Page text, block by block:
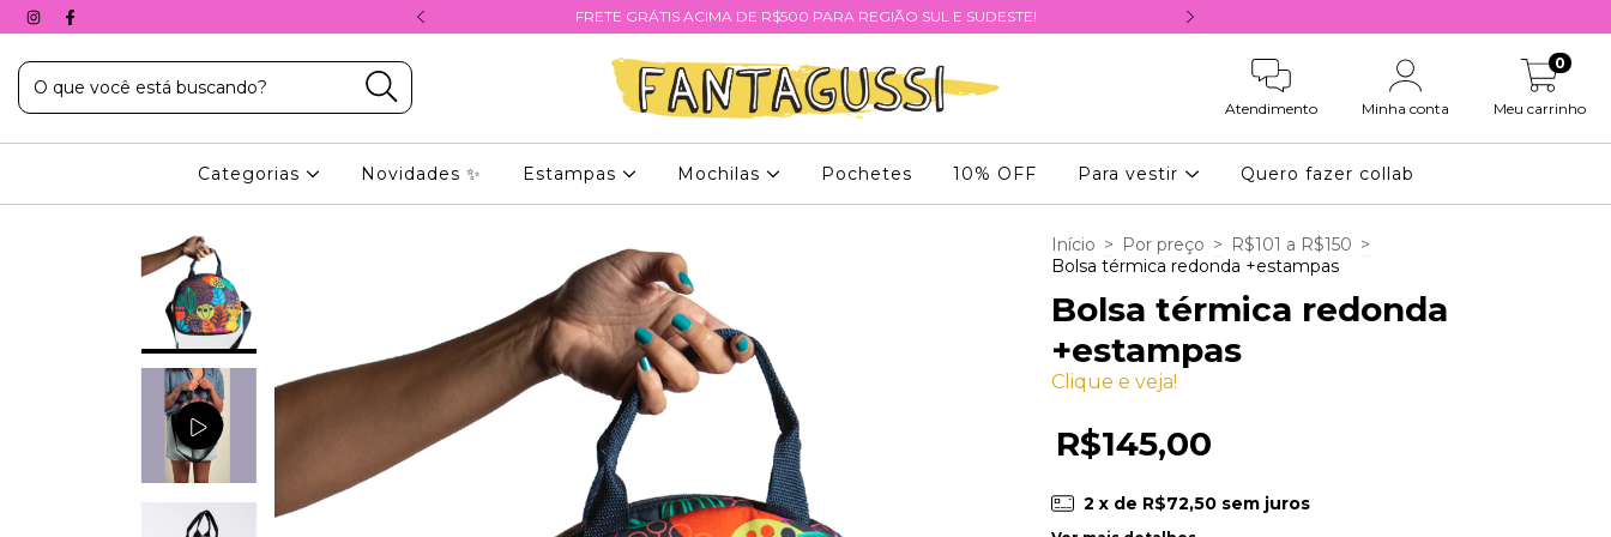
COM O CUPOM: 10%PRIMEIRACOMPRA FRETE GRÁTIS ACIMA DE R$500 PARA REGIÃO SUL E SUDESTE!
Atendimento Minha conta Meu carrinho
0
Categorias Novidades ✨ Estampas Mochilas Pochetes 10% OFF Para vestir Quero fazer collab
Início > Por preço > R$101 a R$150 >
Bolsa térmica redonda +estampas
Bolsa térmica redonda
+estampas
Clique e veja!
R$145,00
2 x de R$72,50 sem juros